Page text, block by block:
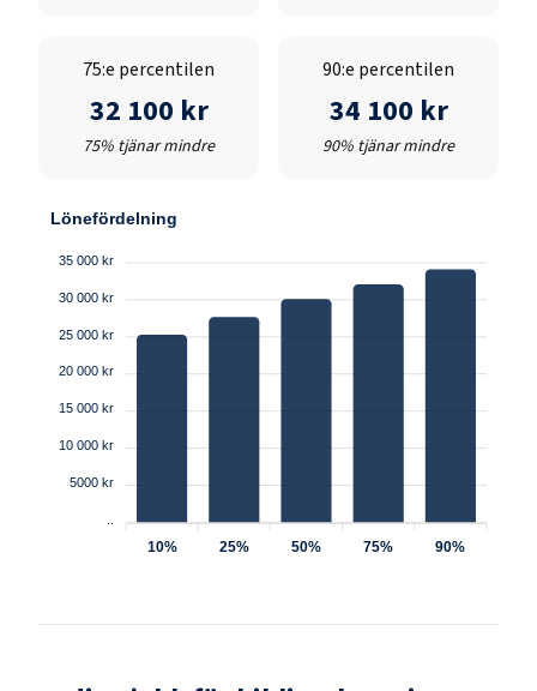
75:e percentilen
32 100 kr
75% tjänar mindre
90:e percentilen
34 100 kr
90% tjänar mindre
Lönefördelning
35 000 kr
30 000 kr
25 000 kr
20 000 kr
15 000 kr
10 000 kr
5000 kr
10% 25% 50% 75% 90%